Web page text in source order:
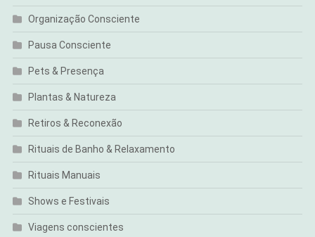
Organização Consciente
Pausa Consciente
Pets & Presença
Plantas & Natureza
Retiros & Reconexão
Rituais de Banho & Relaxamento
Rituais Manuais
Shows e Festivais
Viagens conscientes